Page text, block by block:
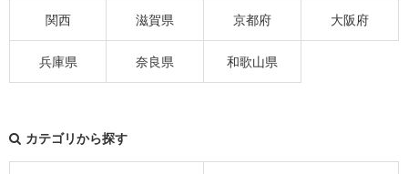
関西 滋賀県 京都府 大阪府
兵庫県 奈良県 和歌山県
カテゴリから探す